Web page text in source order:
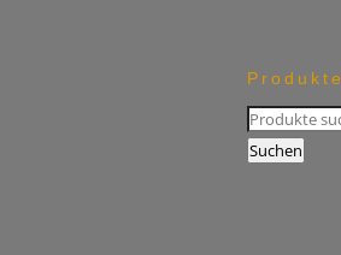
Produkte
Suchen
nach:
Suchen